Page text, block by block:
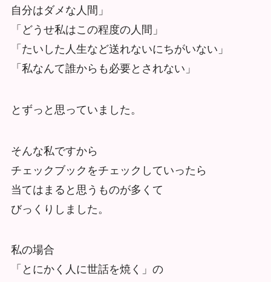
自分はダメな人間」
「どうせ私はこの程度の人間」
「たいした人生など送れないにちがいない」
「私なんて誰からも必要とされない」
とずっと思っていました。
そんな私ですから
チェックブックをチェックしていったら
当てはまると思うものが多くて
びっくりしました。
私の場合
「とにかく人に世話を焼く」の